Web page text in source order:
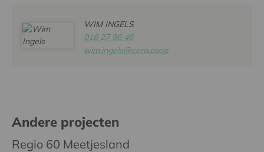
WIM INGELS
016 27 96 46
wim.ingels@cera.coop
Andere projecten
Regio 60 Meetjesland